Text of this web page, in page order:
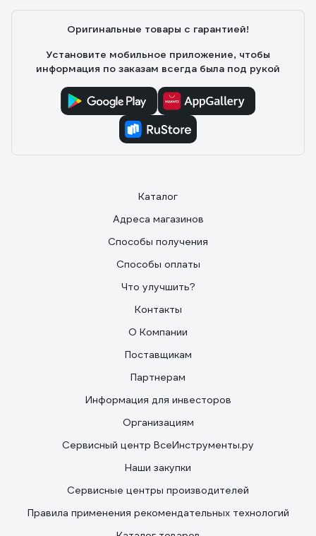
Оригинальные товары с гарантией!
Установите мобильное приложение, чтобы
информация по заказам всегда была под рукой
Каталог
Адреса магазинов
Способы получения
Способы оплаты
Что улучшить?
Контакты
О Компании
Поставщикам
Партнерам
Информация для инвесторов
Организациям
Сервисный центр ВсеИнструменты.ру
Наши закупки
Сервисные центры производителей
Правила применения рекомендательных технологий